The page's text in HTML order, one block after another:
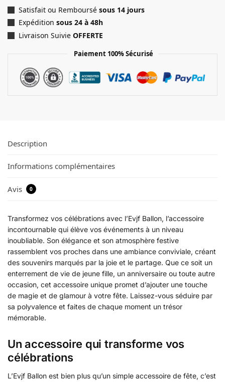
Satisfait ou Remboursé sous 14 jours
Expédition sous 24 à 48h
Livraison Suivie OFFERTE
Paiement 100% Sécurisé
Description
Informations complémentaires
Avis 0
Transformez vos célébrations avec l’Evjf Ballon, l’accessoire
incontournable qui élève vos événements à un niveau
inoubliable. Son élégance et son atmosphère festive
rassemblent vos proches dans une ambiance conviviale, créant
des souvenirs marqués par la joie et le partage. Que ce soit un
enterrement de vie de jeune fille, un anniversaire ou toute autre
occasion, cet accessoire unique promet d’ajouter une touche
de magie et de glamour à votre fête. Laissez-vous séduire par
sa polyvalence et faites de chaque moment un trésor
mémorable.
Un accessoire qui transforme vos
célébrations
L’Evjf Ballon est bien plus qu’un simple accessoire de fête, c’est